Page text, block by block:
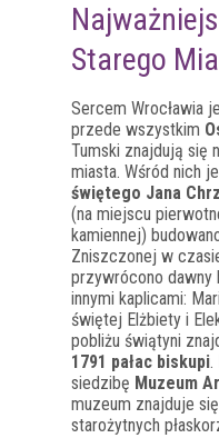
Starego
Sercem Wrocławia
przede wszystkim
Tumski znajdują się
miasta. Wśród nich
świętego Jana
(na miejscu
kamiennej)
Zniszczonej w
przywrócono dawny
innymi kaplicami:
świętej Elżbiety i
pobliżu świątyni
1791 pałac biskupi.
siedzibę Muzeum
muzeum znajduje
starożytnych